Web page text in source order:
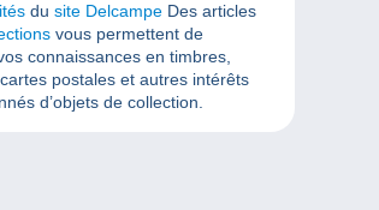
du site Delcampe Des articles
vous permettent de
connaissances en timbres,
postales et autres intérêts
d’objets de collection.